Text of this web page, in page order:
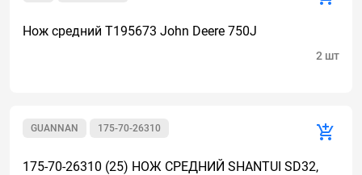
Нож средний Т195673 John Deere 750J
2 шт
175-70-26310
GUANNAN
175-70-26310 (25) НОЖ СРЕДНИЙ SHANTUI SD32,